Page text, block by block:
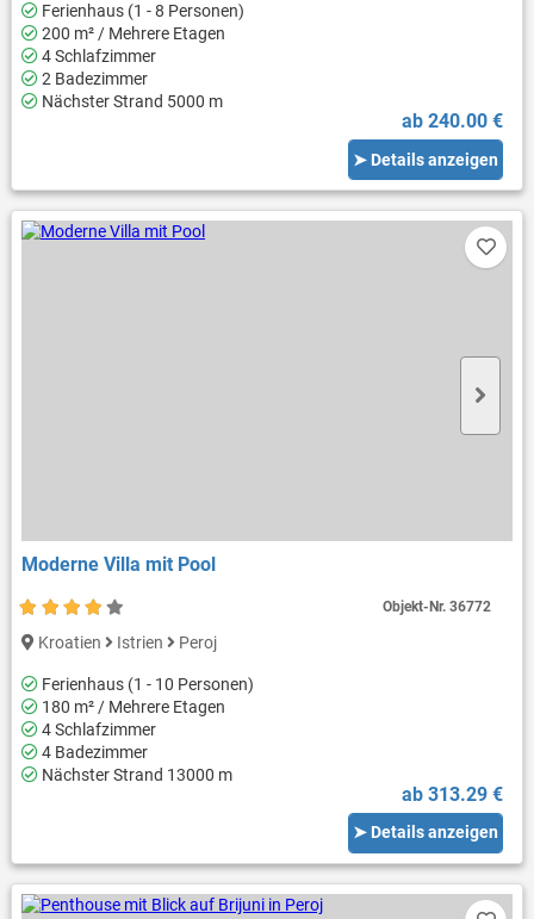
Ferienhaus (1 - 8 Personen)
200 m² / Mehrere Etagen
4 Schlafzimmer
2 Badezimmer
Nächster Strand 5000 m
ab 240.00 €
➤ Details anzeigen
Moderne Villa mit Pool
Kroatien Istrien Peroj
Ferienhaus (1 - 10 Personen)
180 m² / Mehrere Etagen
4 Schlafzimmer
4 Badezimmer
Nächster Strand 13000 m
ab 313.29 €
➤ Details anzeigen
Objekt-Nr.36772